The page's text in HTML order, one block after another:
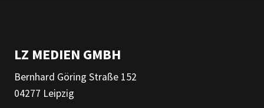
LZ MEDIEN GMBH
Bernhard Göring Straße 152
04277 Leipzig